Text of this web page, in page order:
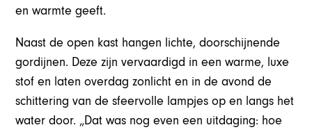
en warmte geeft.
Naast de open kast hangen lichte, doorschijnende
gordijnen. Deze zijn vervaardigd in een warme, luxe
stof en laten overdag zonlicht en in de avond de
schittering van de sfeervolle lampjes op en langs het
water door. „Dat was nog even een uitdaging: hoe